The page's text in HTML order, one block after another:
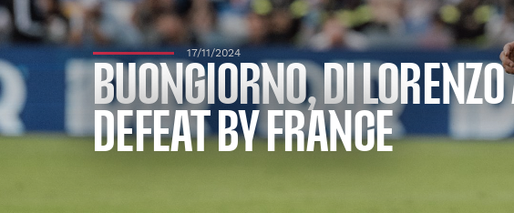
17/11/2024
BUONGIORNO, DI
DEFEAT BY FRANCE